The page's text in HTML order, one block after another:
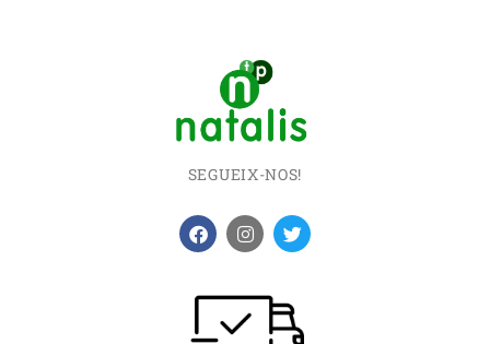
SEGUEIX-NOS!